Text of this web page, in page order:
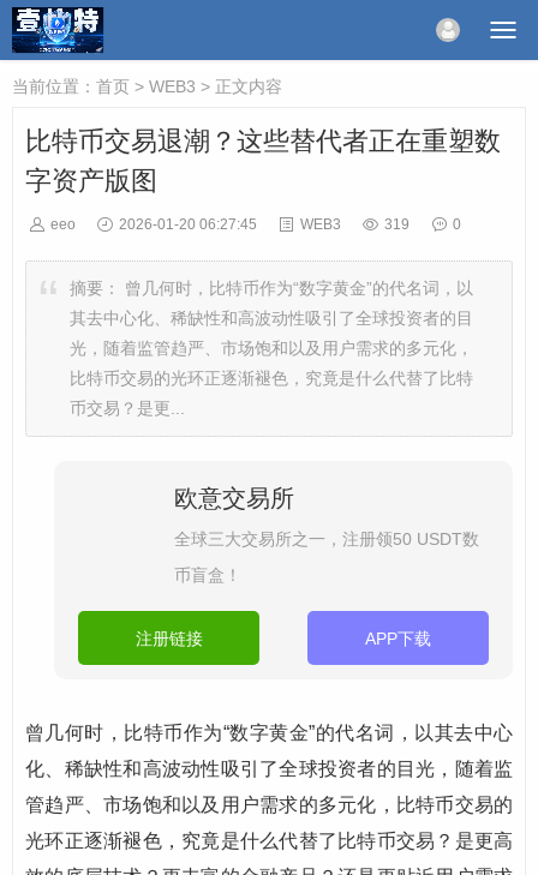
当前位置： 首页 > WEB3 > 正文内容
比特币交易退潮？这些替代者正在重塑数
字资产版图
eeo 2026-01-20 06:27:45 WEB3 319 0
摘要：
曾几何时，比特币作为“数字黄金”的代名词，以
其去中心化、稀缺性和高波动性吸引了全球投资者的目
光，随着监管趋严、市场饱和以及用户需求的多元化，
比特币交易的光环正逐渐褪色，究竟是什么代替了比特
币交易？是更...
欧意交易所
全球三大交易所之一，注册领50 USDT数
币盲盒！
注册链接 APP下载
曾几何时，比特币作为“数字黄金”的代名词，以其去中心
化、稀缺性和高波动性吸引了全球投资者的目光，随着监
管趋严、市场饱和以及用户需求的多元化，比特币交易的
光环正逐渐褪色，究竟是什么代替了比特币交易？是更高